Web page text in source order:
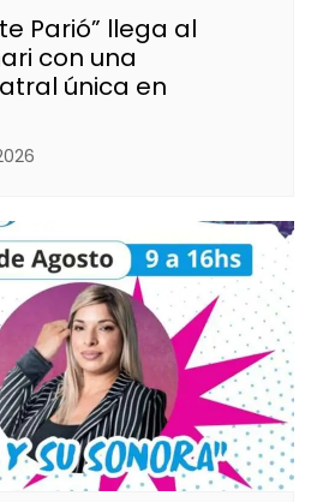
Parió” llega al
con una
única en